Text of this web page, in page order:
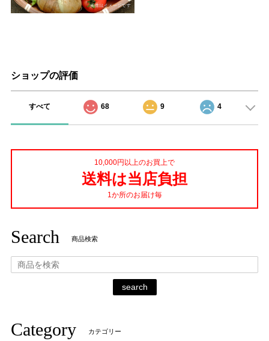
ショップの評価
すべて 68 9 4
10,000円以上のお買上で
送料は当店負担
1か所のお届け毎
Search 商品検索
search
Category カテゴリー